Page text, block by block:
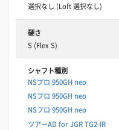
選択なし (Loft 選択なし)
硬さ
S (Flex S)
シャフト種別
NSプロ 950GH neo
NSプロ 950GH neo
NSプロ 950GH neo
ツアーAD for JGR TG2-IR